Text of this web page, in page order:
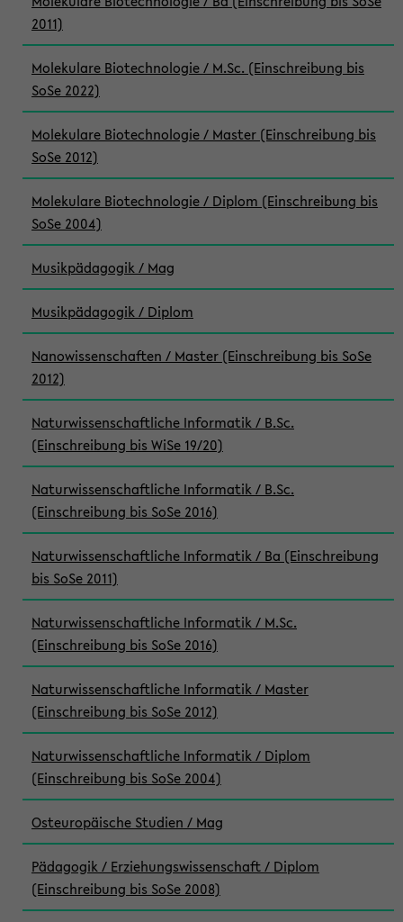
2011)
Molekulare Biotechnologie / M.Sc. (Einschreibung bis
SoSe 2022)
Molekulare Biotechnologie / Master (Einschreibung bis
SoSe 2012)
Molekulare Biotechnologie / Diplom (Einschreibung bis
SoSe 2004)
Musikpädagogik / Mag
Musikpädagogik / Diplom
Nanowissenschaften / Master (Einschreibung bis SoSe
2012)
Naturwissenschaftliche Informatik / B.Sc.
(Einschreibung bis WiSe 19/20)
Naturwissenschaftliche Informatik / B.Sc.
(Einschreibung bis SoSe 2016)
Naturwissenschaftliche Informatik / Ba (Einschreibung
bis SoSe 2011)
Naturwissenschaftliche Informatik / M.Sc.
(Einschreibung bis SoSe 2016)
Naturwissenschaftliche Informatik / Master
(Einschreibung bis SoSe 2012)
Naturwissenschaftliche Informatik / Diplom
(Einschreibung bis SoSe 2004)
Osteuropäische Studien / Mag
Pädagogik / Erziehungswissenschaft / Diplom
(Einschreibung bis SoSe 2008)